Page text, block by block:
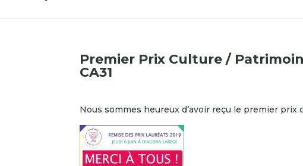
Premier Prix Culture /
CA31
Nous sommes heureux d’avoir reçu le premier prix